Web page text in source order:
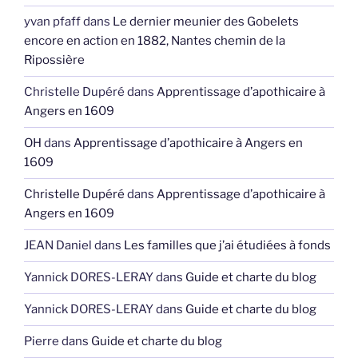
yvan pfaffdans Le dernier meunier des Gobelets
encore en action en 1882, Nantes chemin de la
Ripossière
Christelle Dupéré dans Apprentissage d’apothicaire à
Angers en 1609
OH dans Apprentissage d’apothicaire à Angers en
1609
Christelle Dupéré dans Apprentissage d’apothicaire à
Angers en 1609
JEAN Daniel dans Les familles que j’ai étudiées à fonds
Yannick DORES-LERAYdans Guide et charte du blog
Yannick DORES-LERAYdans Guide et charte du blog
Pierre dans Guide et charte du blog